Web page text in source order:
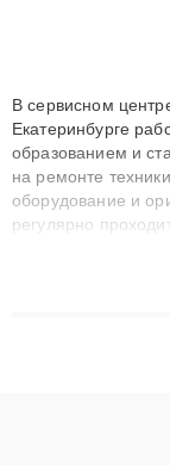
В сервисном
Екатеринбурге
образованием и
на ремонте
оборудование и
регулярно
технику с